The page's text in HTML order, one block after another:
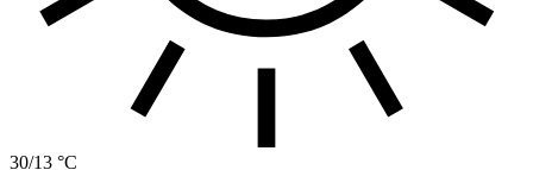
30/13 °C